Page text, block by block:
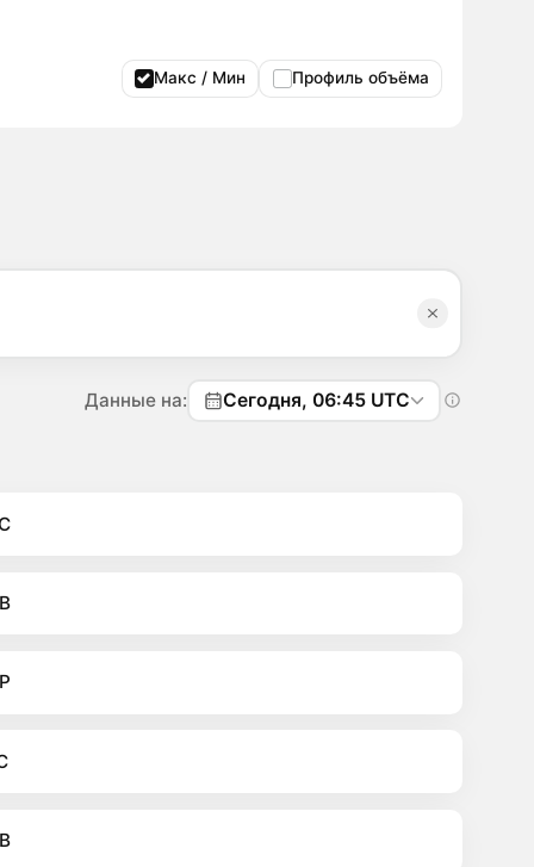
Макс / Мин Профиль объёма
Данные на: Сегодня, 06:45 UTC